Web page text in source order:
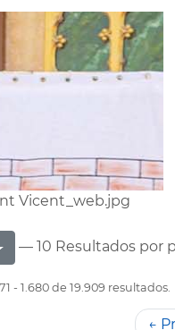
Vicent_web.jpg
— 10 Resultados por
- 1.680 de 19.909 resultados.
←